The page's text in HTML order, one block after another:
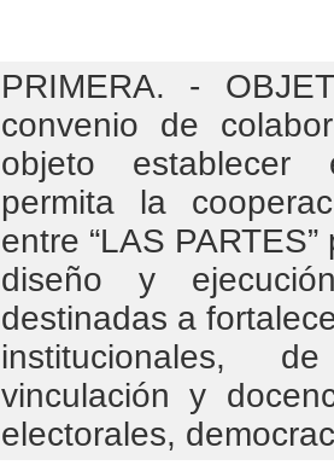
PRIMERA. -
convenio de
objeto
permita la
entre “LAS
diseño y
destinadas a
institucionales,
vinculación y
electorales,